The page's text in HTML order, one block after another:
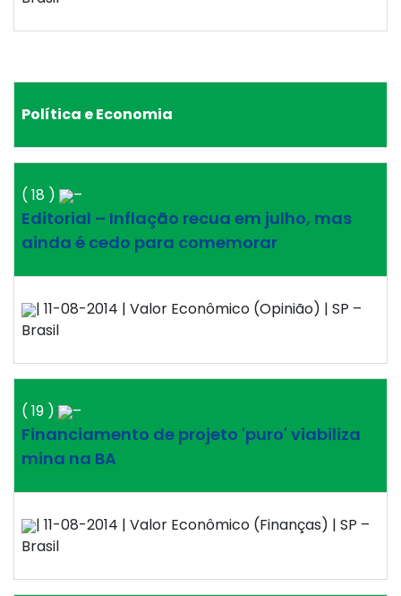
Política e Economia
( 18 ) –
Editorial – Inflação recua em julho, mas
ainda é cedo para comemorar
| 11-08-2014 | Valor Econômico (Opinião) | SP –
Brasil
( 19 ) –
Financiamento de projeto 'puro' viabiliza
mina na BA
| 11-08-2014 | Valor Econômico (Finanças) | SP –
Brasil